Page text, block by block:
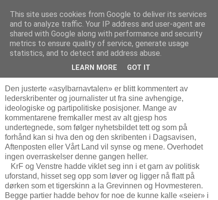
Bjørn Hoelseths blogg
søndag 12. april 2015
Dundrende seier for Anundsen
Den justerte «asylbarnavtalen» er blitt kommentert av
lederskribenter og journalister ut fra sine avhengige,
ideologiske og partipolitiske posisjoner. Mange av
kommentarene fremkaller mest av alt gjesp hos
undertegnede, som følger nyhetsbildet tett og som på
forhånd kan si hva den og den skribenten i Dagsavisen,
Aftenposten eller Vårt Land vil synse og mene. Overhodet
ingen overraskelser denne gangen heller.
KrF og Venstre hadde viklet seg inn i et garn av politisk
uforstand, hisset seg opp som løver og ligger nå flatt på
dørken som et tigerskinn a la Grevinnen og Hovmesteren.
Begge partier hadde behov for noe de kunne kalle «seier» i
This site uses cookies from Google to deliver its services
and to analyze traffic. Your IP address and user-agent are
shared with Google along with performance and security
metrics to ensure quality of service, generate usage
statistics, and to detect and address abuse.
LEARN MORE GOT IT